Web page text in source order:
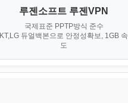
계약서
등기소
이력서
MS SQL Server
휴폐업조회
부동산
IV. 클러스터 및 고가용성 (HA)
V. 고급 기능 및 CLI 활용
VI. 장애 조치 (Failover) 심화 시
경제
부동산
소스/양념장
루젠소프트 루젠VPN
국제표준 PPTP방식 준수
KT,LG 듀얼백본으로 안정성확보, 1GB 속
도